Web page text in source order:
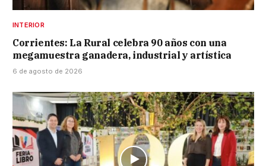
INTERIOR
Corrientes: La Rural celebra 90 años con una
megamuestra ganadera, industrial y artística
6 de agosto de 2026